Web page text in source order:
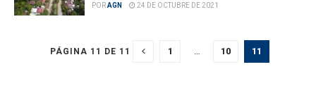
PORAGN 24 DE OCTUBRE DE 2021
PÁGINA 11 DE 11 1 10 11